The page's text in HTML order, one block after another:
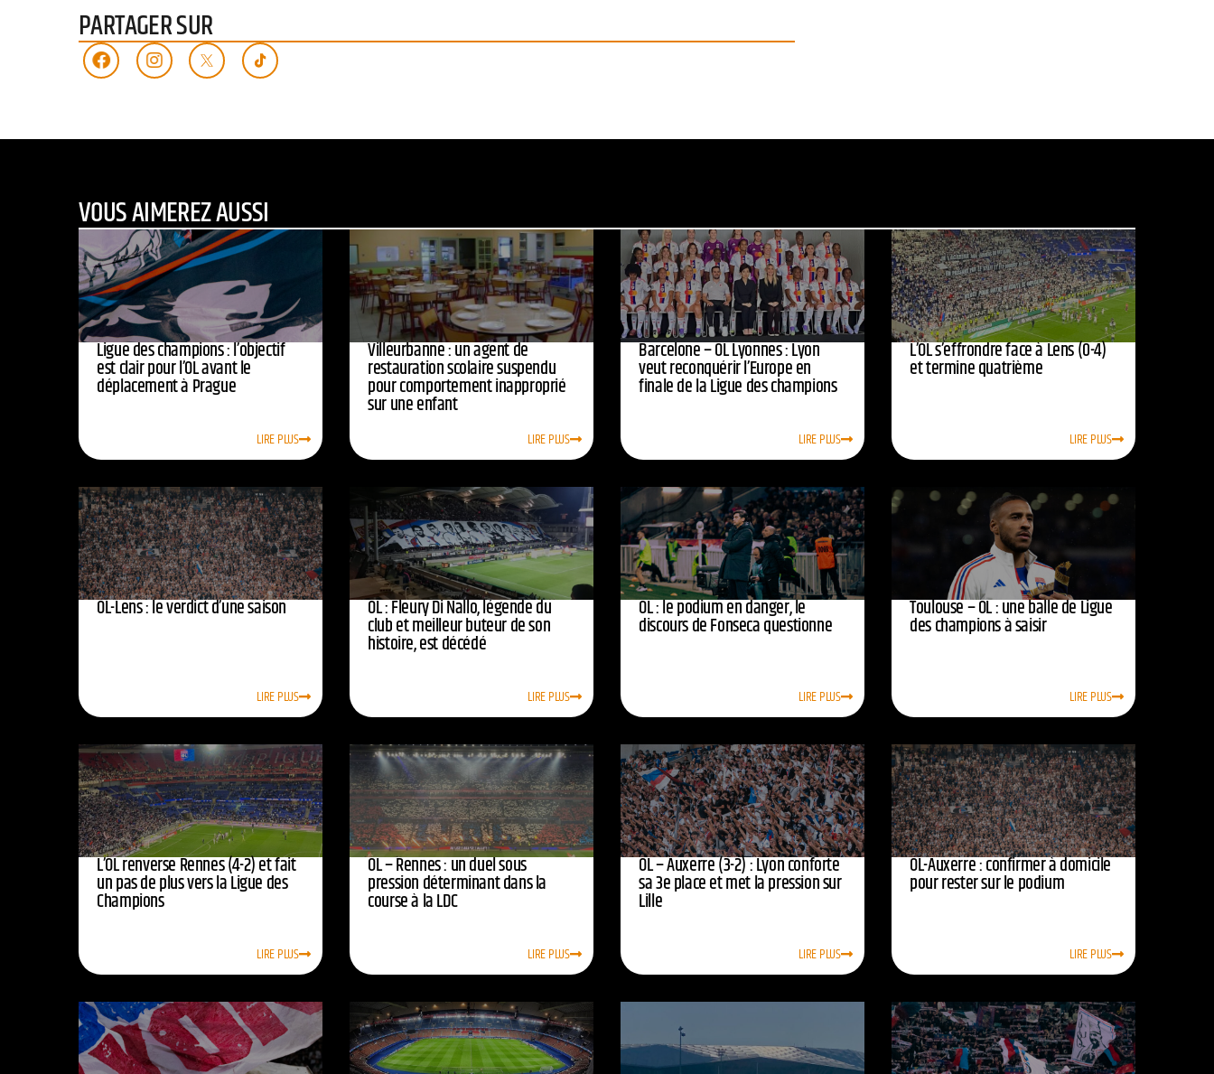
PARTAGER SUR
VOUS AIMEREZ AUSSI
Ligue des champions : l’objectif
est clair pour l’OL avant le
déplacement à Prague
LIRE PLUS
Villeurbanne : un agent de
restauration scolaire suspendu
pour comportement inapproprié
sur une enfant
LIRE PLUS
Barcelone – OL Lyonnes : Lyon
veut reconquérir l’Europe en
finale de la Ligue des champions
LIRE PLUS
L’OL s’effrondre face à Lens (0-4)
et termine quatrième
LIRE PLUS
OL-Lens : le verdict d’une saison
LIRE PLUS
OL : Fleury Di Nallo, légende du
club et meilleur buteur de son
histoire, est décédé
LIRE PLUS
OL : le podium en danger, le
discours de Fonseca questionne
LIRE PLUS
Toulouse – OL : une balle de Ligue
des champions à saisir
LIRE PLUS
L’OL renverse Rennes (4-2) et fait
un pas de plus vers la Ligue des
Champions
LIRE PLUS
OL – Rennes : un duel sous
pression déterminant dans la
course à la LDC
LIRE PLUS
OL – Auxerre (3-2) : Lyon conforte
sa 3e place et met la pression sur
Lille
LIRE PLUS
OL-Auxerre : confirmer à domicile
pour rester sur le podium
LIRE PLUS